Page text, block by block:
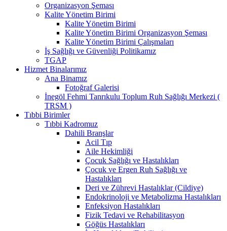
Organizasyon Şeması
Kalite Yönetim Birimi
Kalite Yönetim Birimi
Kalite Yönetim Birimi Organizasyon Şeması
Kalite Yönetim Birimi Çalışmaları
İş Sağlığı ve Güvenliği Politikamız
TGAP
Hizmet Binalarımız
Ana Binamız
Fotoğraf Galerisi
İnegöl Fehmi Tanrıkulu Toplum Ruh Sağlığı Merkezi (
TRSM )
Tıbbi Birimler
Tıbbi Kadromuz
Dahili Branşlar
Acil Tıp
Aile Hekimliği
Çocuk Sağlığı ve Hastalıkları
Çocuk ve Ergen Ruh Sağlığı ve
Hastalıkları
Deri ve Zührevi Hastalıklar (Cildiye)
Endokrinoloji ve Metabolizma Hastalıkları
Enfeksiyon Hastalıkları
Fizik Tedavi ve Rehabilitasyon
Göğüs Hastalıkları